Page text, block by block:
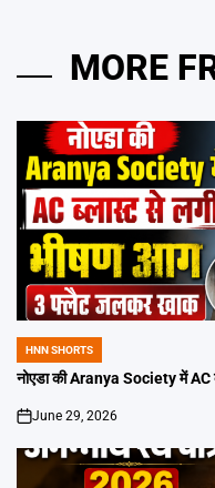
MORE
POSTED
IN
HNN SHORTS
नोएडा की Aranya Society में
on
June 29, 2026